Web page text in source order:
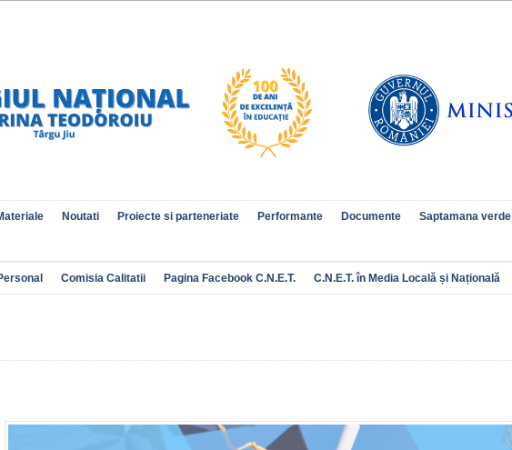
Noutati Proiecte si parteneriate Performante Documente Saptamana verde
Comisia Calitatii Pagina Facebook C.N.E.T. C.N.E.T. în Media Locală și Națională